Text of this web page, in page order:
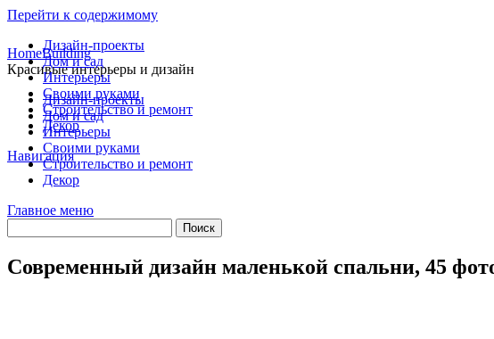
Перейти к содержимому
Дизайн-проекты
Дом и сад
Интерьеры
Своими руками
Строительство и ремонт
Декор
Навигация
HomeBuilding
Красивые интерьеры и дизайн
Дизайн-проекты
Дом и сад
Интерьеры
Своими руками
Строительство и ремонт
Декор
Главное меню
Современный дизайн маленькой спальни, 45